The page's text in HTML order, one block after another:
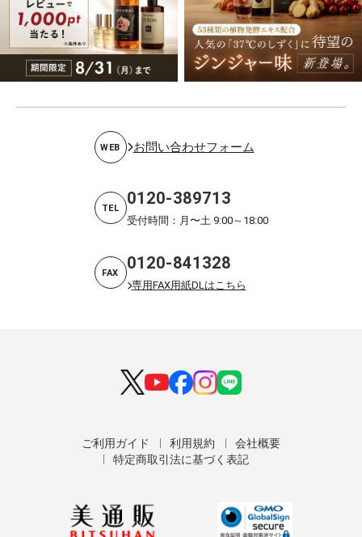
WEB お問い合わせフォーム
TEL 0120-389713
受付時間：月〜土 9:00～18:00
FAX 0120-841328
専用FAX用紙DLはこちら
ご利用ガイド 利用規約
会社概要
特定商取引法に基づく表記